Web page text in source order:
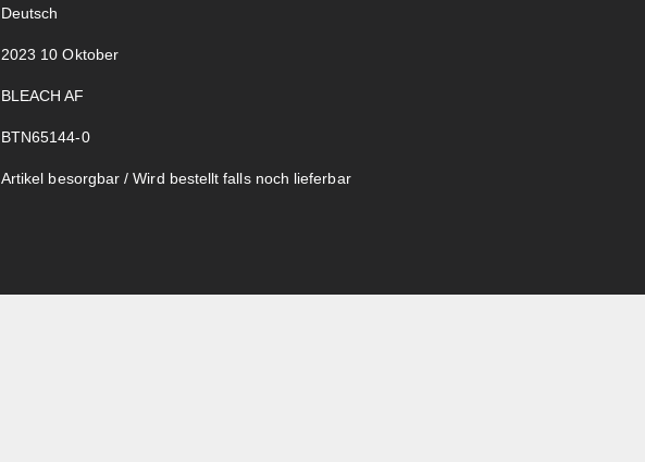
Deutsch
2023 10 Oktober
BLEACH AF
BTN65144-0
Artikel besorgbar / Wird bestellt falls noch lieferbar